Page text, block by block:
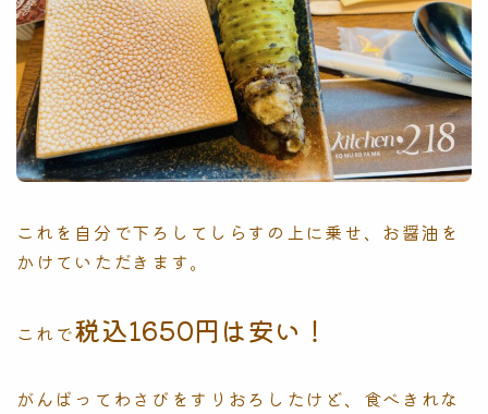
これを自分で下ろしてしらすの上に乗せ、お醤油を
かけていただきます。
これで税込1650円は安い！
がんばってわさびをすりおろしたけど、食べきれな